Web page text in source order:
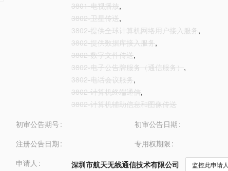
3801-电视播放,
3802-卫星传送,
3802-提供全球计算机网络用户接入服务,
3802-提供数据库接入服务,
3802-数字文件传送,
3802-电子公告牌服务（通信服务）,
3802-电话会议服务,
3802-计算机终端通信,
3802-计算机辅助信息和图像传送
初审公告期号
初审公告日期
注册公告日期
专用权期限
申请人
深圳市航天无线通信技术有限公司 监控此申请人